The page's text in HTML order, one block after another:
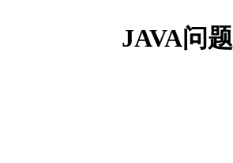
JAVA问题